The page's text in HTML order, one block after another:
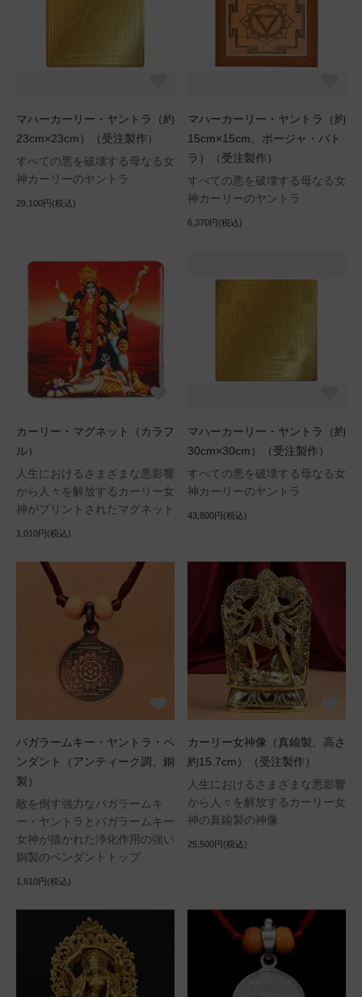
マハーカーリー・ヤントラ（約
23cm×23cm）（受注製作）
すべての悪を破壊する母なる女
神カーリーのヤントラ
29,100円(税込)
マハーカーリー・ヤントラ（約
15cm×15cm、ボージャ・パト
ラ）（受注製作）
すべての悪を破壊する母なる女
神カーリーのヤントラ
6,370円(税込)
カーリー・マグネット（カラフ
ル）
人生におけるさまざまな悪影響
から人々を解放するカーリー女
神がプリントされたマグネット
1,010円(税込)
マハーカーリー・ヤントラ（約
30cm×30cm）（受注製作）
すべての悪を破壊する母なる女
神カーリーのヤントラ
43,800円(税込)
バガラームキー・ヤントラ・ペ
ンダント（アンティーク調、銅
製）
敵を倒す強力なバガラームキ
ー・ヤントラとバガラームキー
女神が描かれた浄化作用の強い
銅製のペンダントトップ
1,610円(税込)
カーリー女神像（真鍮製、高さ
約15.7cm）（受注製作）
人生におけるさまざまな悪影響
から人々を解放するカーリー女
神の真鍮製の神像
25,500円(税込)